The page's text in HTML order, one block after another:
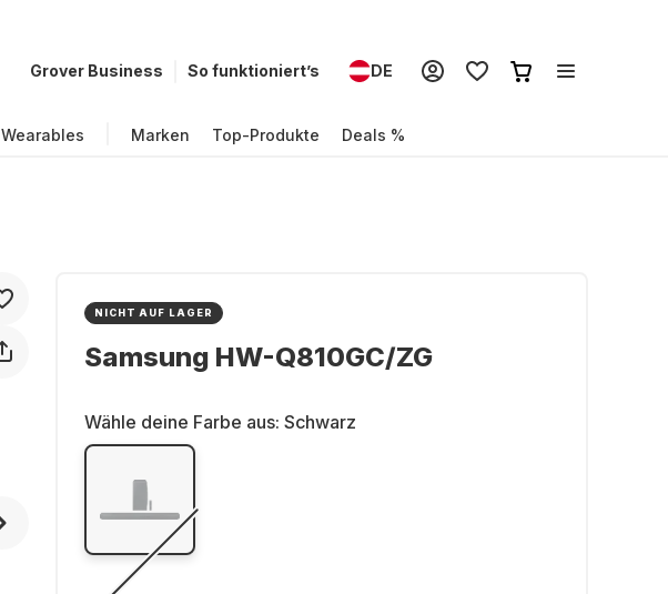
Grover Business So funktioniert’s DE
Wearables Marken Top-Produkte Deals %
NICHT AUF LAGER
Samsung HW-Q810GC/ZG
Wähle deine Farbe aus: Schwarz